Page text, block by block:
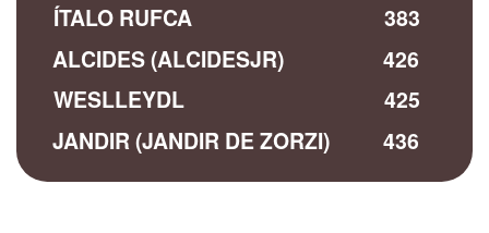
383
426
ÍTALO RUFCA
ALCIDES (ALCIDESJR)
425
436
WESLLEYDL
JANDIR (JANDIR DE ZORZI)